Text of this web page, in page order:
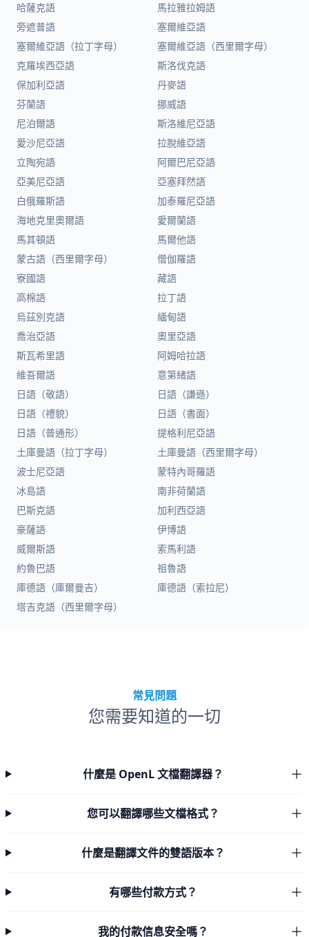
哈薩克語
馬拉雅拉姆語
旁遮普語
塞爾維亞語
塞爾維亞語（拉丁字母）
塞爾維亞語（西里爾字母）
克羅埃西亞語
斯洛伐克語
保加利亞語
丹麥語
芬蘭語
挪威語
尼泊爾語
斯洛維尼亞語
愛沙尼亞語
拉脫維亞語
立陶宛語
阿爾巴尼亞語
亞美尼亞語
亞塞拜然語
白俄羅斯語
加泰羅尼亞語
海地克里奧爾語
愛爾蘭語
馬其頓語
馬爾他語
蒙古語（西里爾字母）
僧伽羅語
寮國語
藏語
高棉語
拉丁語
烏茲別克語
緬甸語
喬治亞語
奧里亞語
斯瓦希里語
阿姆哈拉語
維吾爾語
意第緒語
日語（敬語）
日語（謙遜）
日語（禮貌）
日語（書面）
日語（普通形）
提格利尼亞語
土庫曼語（拉丁字母）
土庫曼語（西里爾字母）
波士尼亞語
蒙特內哥羅語
冰島語
南非荷蘭語
巴斯克語
加利西亞語
豪薩語
伊博語
威爾斯語
索馬利語
約魯巴語
祖魯語
庫德語（庫爾曼吉）
庫德語（索拉尼）
塔吉克語（西里爾字母）
常見問題
您需要知道的一切
什麼是 OpenL 文檔翻譯器？
您可以翻譯哪些文檔格式？
什麼是翻譯文件的雙語版本？
有哪些付款方式？
我的付款信息安全嗎？